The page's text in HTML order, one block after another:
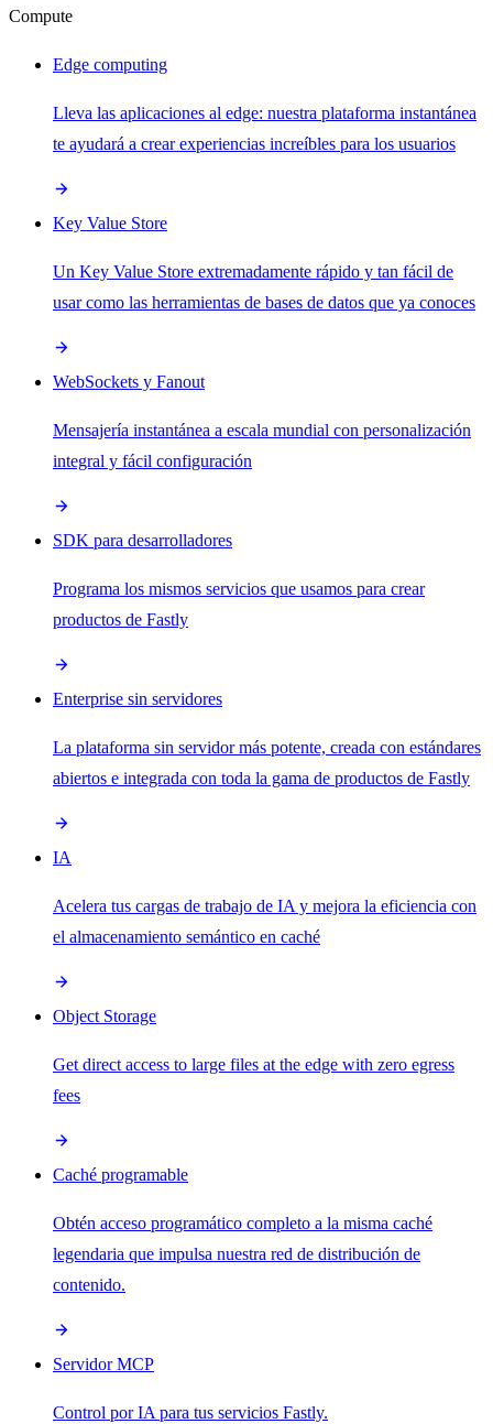
Compute
Edge computing
Lleva las aplicaciones al edge: nuestra plataforma instantánea
te ayudará a crear experiencias increíbles para los usuarios
Key Value Store
Un Key Value Store extremadamente rápido y tan fácil de
usar como las herramientas de bases de datos que ya conoces
WebSockets y Fanout
Mensajería instantánea a escala mundial con personalización
integral y fácil configuración
SDK para desarrolladores
Programa los mismos servicios que usamos para crear
productos de Fastly
Enterprise sin servidores
La plataforma sin servidor más potente, creada con estándares
abiertos e integrada con toda la gama de productos de Fastly
IA
Acelera tus cargas de trabajo de IA y mejora la eficiencia con
el almacenamiento semántico en caché
Object Storage
Get direct access to large files at the edge with zero egress
fees
Caché programable
Obtén acceso programático completo a la misma caché
legendaria que impulsa nuestra red de distribución de
contenido.
Servidor MCP
Control por IA para tus servicios Fastly.